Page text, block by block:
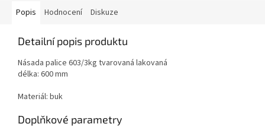
Popis Hodnocení Diskuze
Detailní popis produktu
Násada palice 603/3kg tvarovaná lakovaná
délka: 600 mm
Materiál: buk
Doplňkové parametry